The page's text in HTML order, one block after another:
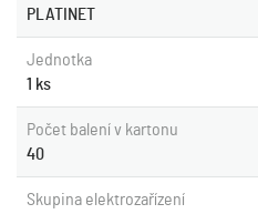
PLATINET
Jednotka
1 ks
Počet balení v kartonu
40
Skupina elektrozařízení